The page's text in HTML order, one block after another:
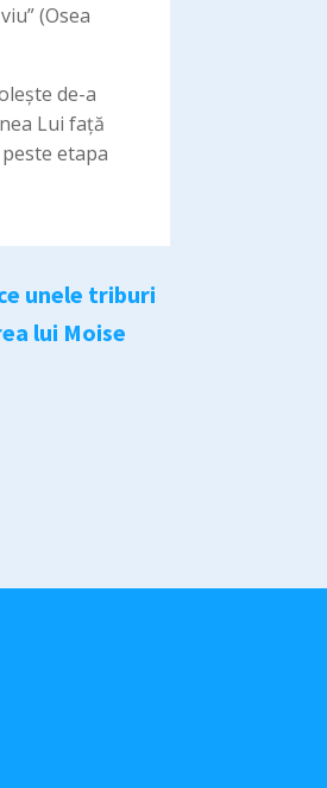
(Osea
de-a
Lui față
etapa
unele triburi
lui Moise